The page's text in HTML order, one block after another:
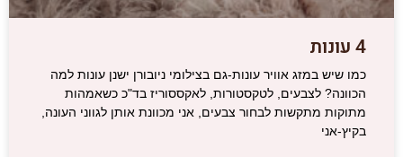
4 עונות
כמו שיש במזג אוויר עונות-גם בצילומי ניובורן ישנן עונות למה
הכוונה? לצבעים, לטקסטורות, לאקססוריז בד"כ כשאמהות
מתוקות מתקשות לבחור צבעים, אני מכוונת אותן לגווני העונה,
בקיץ-אני